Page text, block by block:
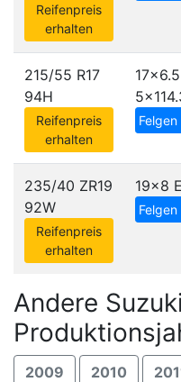
Reifenpreis
erhalten
215/55 R17
94H
Reifenpreis
erhalten
235/40 ZR19
92W
Reifenpreis
erhalten
19x8
Andere
2009 2010